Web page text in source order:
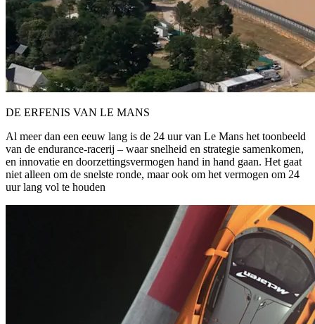
DE ERFENIS VAN LE MANS
Al meer dan een eeuw lang is de 24 uur van Le Mans het toonbeeld
van de endurance-racerij – waar snelheid en strategie samenkomen,
en innovatie en doorzettingsvermogen hand in hand gaan. Het gaat
niet alleen om de snelste ronde, maar ook om het vermogen om 24
uur lang vol te houden